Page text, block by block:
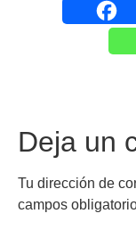
Deja un
Tu dirección de
campos